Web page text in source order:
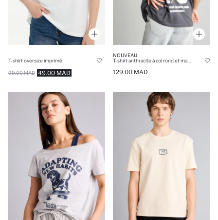
T-shirt oversize imprimé
49.00 MAD
99.00 MAD
NOUVEAU
129.00 MAD